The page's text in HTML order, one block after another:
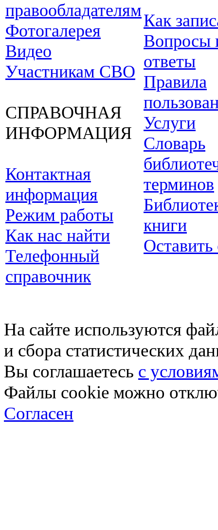
правообладателям
Фотогалерея
Видео
Участникам СВО
СПРАВОЧНАЯ
ИНФОРМАЦИЯ
Контактная
информация
Режим работы
Как нас найти
Телефонный
справочник
Как
Вопросы
ответы
Правила
Услуги
Словарь
терминов
книги
Оставить
На сайте используются
и сбора статистических
Вы соглашаетесь с
Файлы cookie можно
Согласен